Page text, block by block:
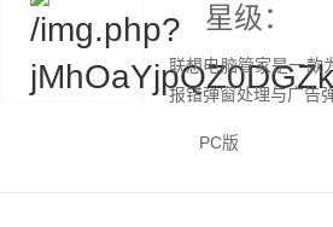
星级：
联想电脑管家是一款
报错弹窗处理与广告
PC版